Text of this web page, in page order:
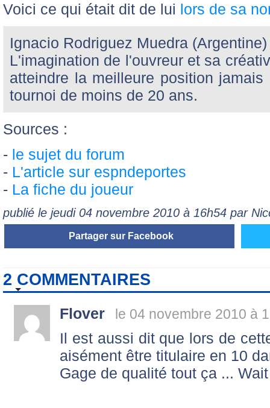
Voici ce qui était dit de lui lors de sa
Ignacio Rodriguez Muedra (Argentine)
L'imagination de l'ouvreur et sa
atteindre la meilleure position
tournoi de moins de 20 ans.
Sources :
- le sujet du forum
- L'article sur espndeportes
- La fiche du joueur
publié le jeudi 04 novembre 2010 à 16h54 par
Partager sur Facebook
2 COMMENTAIRES
Flover le 04 novembre 2010 à
Il est aussi dit que lors de
aisément être titulaire en 10
Gage de qualité tout ça ...